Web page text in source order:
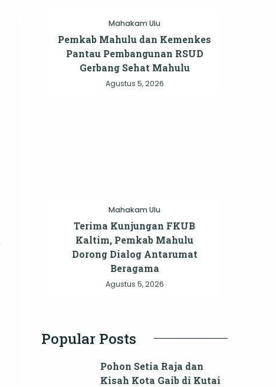
Mahakam Ulu
Pemkab Mahulu dan Kemenkes
Pantau Pembangunan RSUD
Gerbang Sehat Mahulu
Agustus 5, 2026
Mahakam Ulu
Terima Kunjungan FKUB
Kaltim, Pemkab Mahulu
Dorong Dialog Antarumat
Beragama
Agustus 5, 2026
Popular Posts
Pohon Setia Raja dan
Kisah Kota Gaib di Kutai